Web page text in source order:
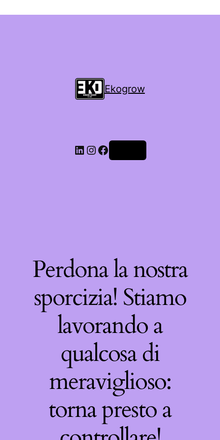
Ekogrow
Perdona la nostra
sporcizia! Stiamo
lavorando a
qualcosa di
meraviglioso:
torna presto a